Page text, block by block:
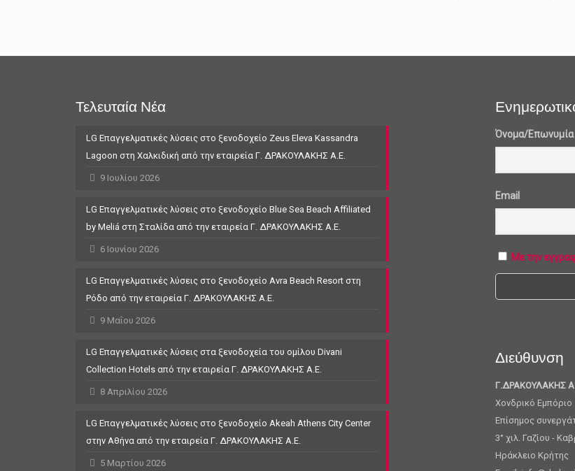
Τελευταία Νέα
LG Επαγγελματικές λύσεις στο ξενοδοχείο Zeus Eleva Kassandra
Lagoon στη Χαλκιδική από την εταιρεία Γ. ΔΡΑΚΟΥΛΑΚΗΣ Α.Ε.
9 Ιουλίου 2026
LG Επαγγελματικές λύσεις στο ξενοδοχείο Blue Sea Beach Affiliated
by Meliá στη Σταλίδα από την εταιρεία Γ. ΔΡΑΚΟΥΛΑΚΗΣ Α.Ε.
6 Ιουνίου 2026
LG Επαγγελματικές λύσεις στο ξενοδοχείο Avra Beach Resort στη
Ρόδο από την εταιρεία Γ. ΔΡΑΚΟΥΛΑΚΗΣ Α.Ε.
9 Μαΐου 2026
LG Επαγγελματικές λύσεις στα ξενοδοχεία του ομίλου Divani
Collection Hotels από την εταιρεία Γ. ΔΡΑΚΟΥΛΑΚΗΣ Α.Ε.
8 Απριλίου 2026
LG Επαγγελματικές λύσεις στο ξενοδοχείο Akeah Athens City Center
στην Αθήνα από την εταιρεία Γ. ΔΡΑΚΟΥΛΑΚΗΣ Α.Ε.
5 Μαρτίου 2026
Όνομα/Επωνυμία
Email
Με την
Διεύθυνση
Γ.ΔΡΑΚΟΥΛΑΚΗΣ
Χονδρικό Εμπόριο
Επίσημος
3° χιλ. Γαζίου -
Ηράκλειο Κρήτης